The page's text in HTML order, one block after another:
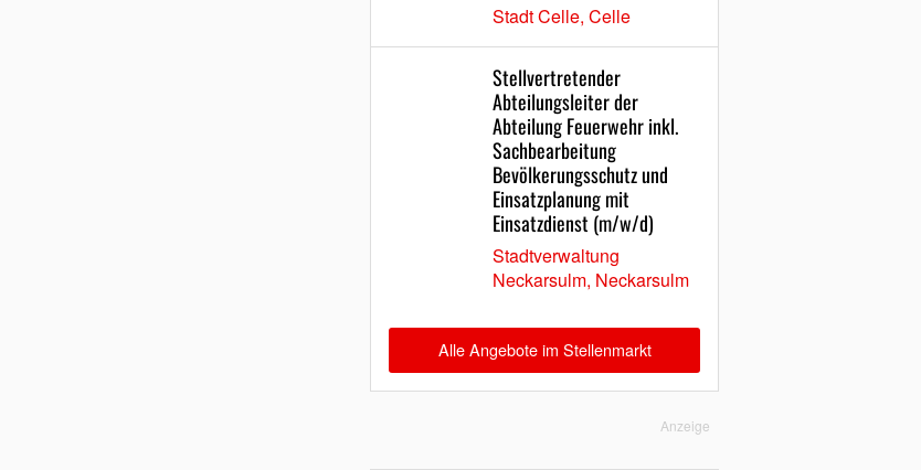
Stadt Celle, Celle
Stellvertretender
Abteilungsleiter der
Abteilung Feuerwehr inkl.
Sachbearbeitung
Bevölkerungsschutz und
Einsatzplanung mit
Einsatzdienst (m/w/d)
Stadtverwaltung
Neckarsulm, Neckarsulm
Alle Angebote im Stellenmarkt
Anzeige